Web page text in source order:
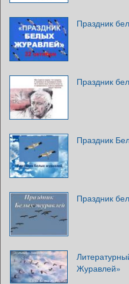
Праздник
Праздник
Праздник
Праздник
Журавлей»